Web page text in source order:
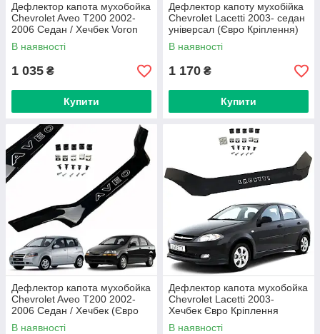
Дефлектор капота мухобойка
Chevrolet Aveo T200 2002-
2006 Седан / Хечбек Voron
Glass
В наявності
1 035 ₴
Купити
Дефлектор капоту мухобійка
Chevrolet Lacetti 2003- седан
універсал (Євро Кріплення)
Voron Glass
В наявності
1 170 ₴
Купити
Дефлектор капота мухобойка
Chevrolet Aveo T200 2002-
2006 Седан / Хечбек (Євро
Кріплення) Voron Glass
В наявності
Дефлектор капота мухобойка
Chevrolet Lacetti 2003-
Хечбек Євро Кріплення
(Voron Glass)
В наявності